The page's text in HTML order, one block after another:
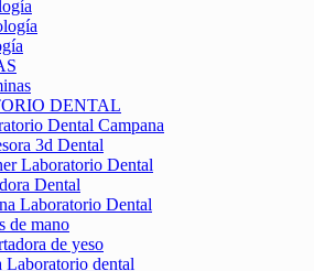
DENTAL
Dental Campana
3d Dental
Laboratorio Dental
Dental
Laboratorio Dental
de mano
de yeso
Laboratorio dental